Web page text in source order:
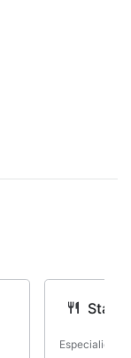
Especialidad